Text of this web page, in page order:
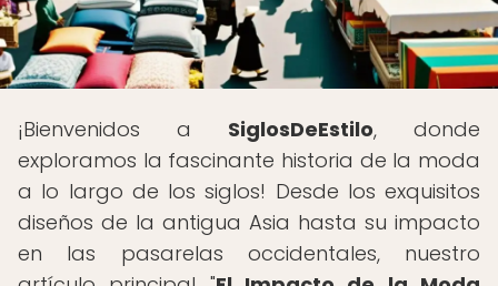
¡Bienvenidos a SiglosDeEstilo, donde
exploramos la fascinante historia de la moda
a lo largo de los siglos! Desde los exquisitos
diseños de la antigua Asia hasta su impacto
en las pasarelas occidentales, nuestro